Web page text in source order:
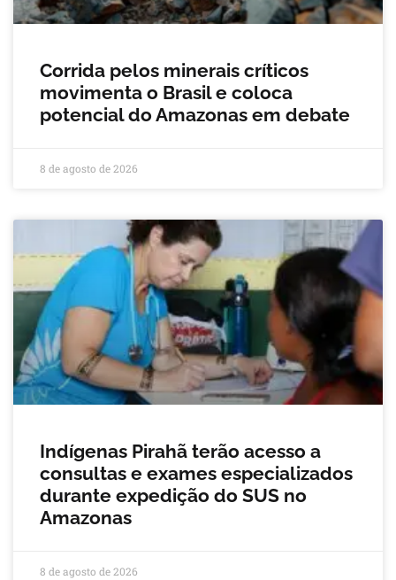
Corrida pelos minerais críticos
movimenta o Brasil e coloca
potencial do Amazonas em debate
8 de agosto de 2026
Indígenas Pirahã terão acesso a
consultas e exames especializados
durante expedição do SUS no
Amazonas
8 de agosto de 2026